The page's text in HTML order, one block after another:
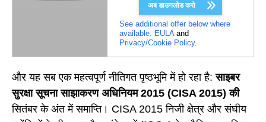
अब डाउनलोड करो
See additional offer below where
available.
EULAand
Privacy/Cookie Policy.
और यह सब एक महत्वपूर्ण नीतिगत पृष्ठभूमि में हो रहा है:साइबर
सुरक्षा सूचना साझाकरण अधिनियम 2015 (CISA 2015) की
सितंबर के अंत में समाप्ति। CISA 2015 निजी क्षेत्र और संघीय